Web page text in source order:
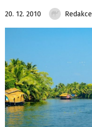
20. 12. 2010 Redakce